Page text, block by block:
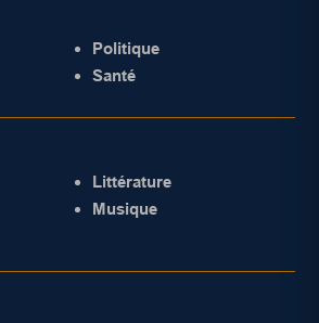
Politique
Santé
Littérature
Musique